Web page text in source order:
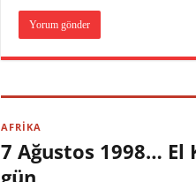
AFRİKA
7 Ağustos 1998… El